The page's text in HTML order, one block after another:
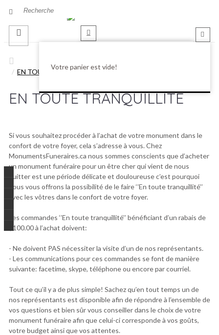
SE CONNECTER
Votre panier est vide!
EN TOUTE TRANQUILLITÉ
EN TOUTE TRANQUILLITÉ
Si vous souhaitez procéder à l’achat de votre monument dans le
confort de votre foyer, cela s’adresse à vous. Chez
MonumentsFuneraires.ca nous sommes conscients que d’acheter
un monument funéraire pour un être cher qui vient de nous
quitter est une période délicate et douloureuse c’est pourquoi
nous vous offrons la possibilité de le faire ‘’En toute tranquillité’’
avec les vôtres dans le confort de votre foyer.
Les commandes ‘’En toute tranquillité’’ bénéficiant d’un rabais de
$100.00 à l’achat doivent:
- Ne doivent PAS nécessiter la visite d’un de nos représentants.
- Les communications pour ces commandes se font de manière
suivante: facetime, skype, téléphone ou encore par courriel.
Tout ce qu’il y a de plus simple! Sachez qu’en tout temps un de
nos représentants est disponible afin de répondre à l’ensemble de
vos questions et bien sûr vous conseiller dans le choix de votre
monument funéraire afin que celui-ci corresponde à vos goûts,
votre budget ainsi que vos attentes.